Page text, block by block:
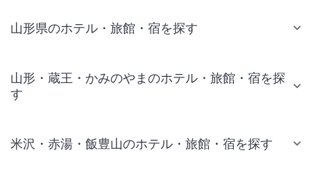
山形県のホテル・旅館・宿を探す
山形・蔵王・かみのやまのホテル・旅館・宿を探
す
米沢・赤湯・飯豊山のホテル・旅館・宿を探す